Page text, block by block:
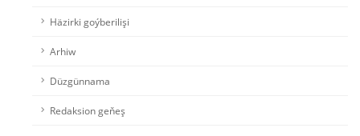
Häzirki goýberilişi
Arhiw
Düzgünnama
Redaksion geňeş